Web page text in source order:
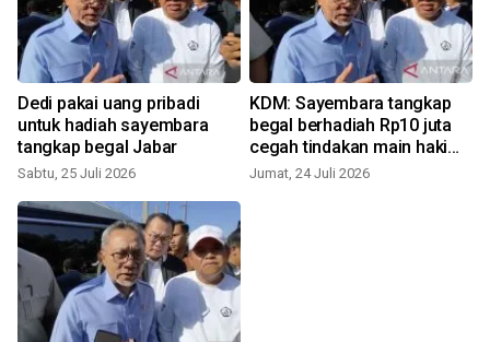
Dedi pakai uang pribadi
untuk hadiah sayembara
tangkap begal Jabar
Sabtu, 25 Juli 2026
KDM: Sayembara tangkap
begal berhadiah Rp10 juta
cegah tindakan main hakim
sendiri
Jumat, 24 Juli 2026